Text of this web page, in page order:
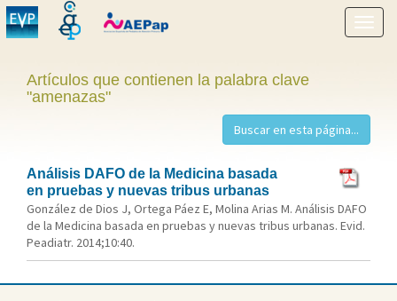
menú
Artículos que contienen la palabra clave
"amenazas"
Análisis DAFO de la Medicina basada
en pruebas y nuevas tribus urbanas
González de Dios J, Ortega Páez E, Molina Arias M. Análisis DAFO
de la Medicina basada en pruebas y nuevas tribus urbanas. Evid.
Peadiatr. 2014;10:40.